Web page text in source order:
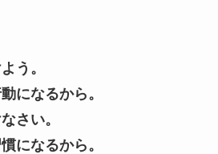
う。
になるから。
さい。
慣になるから。